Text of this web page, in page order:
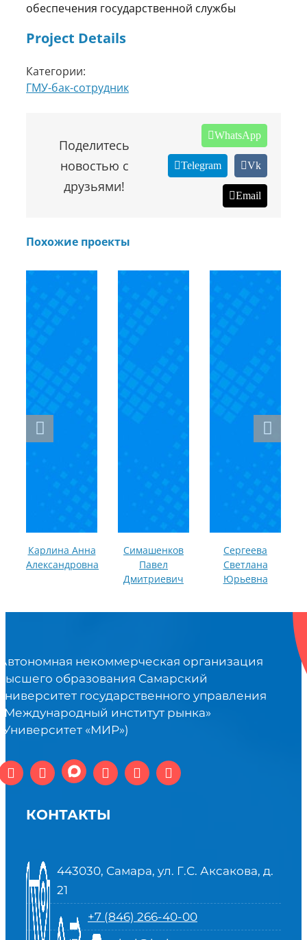
обеспечения государственной службы
Project Details
Категории:
ГМУ-бак-сотрудник
Поделитесь
новостью с
друзьями!
WhatsApp
Telegram Vk
Email
Похожие проекты
Карлина Анна
Александровна
Симашенков
Павел
Дмитриевич
Сергеева
Светлана
Юрьевна
некоммерческая организация
образования Самарский
государственного управления
институт рынка»
«МИР»)
КОНТАКТЫ
443030, Самара, ул. Г.С. Аксакова, д.
21
+7 (846) 266-40-00